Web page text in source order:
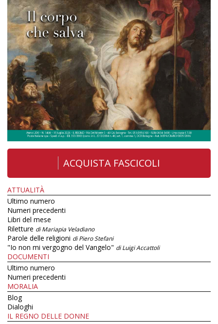
ACQUISTA FASCICOLI
ATTUALITÀ
Ultimo numero
Numeri precedenti
Libri del mese
Riletture di Mariapia Veladiano
Parole delle religioni di Piero Stefani
"Io non mi vergogno del Vangelo" di Luigi Accattoli
DOCUMENTI
Ultimo numero
Numeri precedenti
MORALIA
Blog
Dialoghi
IL REGNO DELLE DONNE